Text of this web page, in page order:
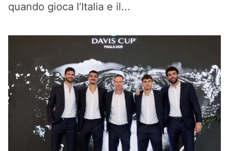
quando gioca l’Italia e il...